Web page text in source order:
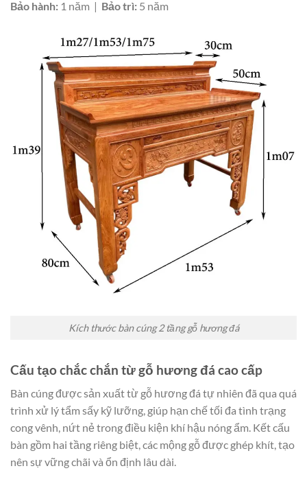
Bảo hành: 1 năm | Bảo trì: 5 năm
Kích thước bàn cúng 2 tầng gỗ hương đá
Cấu tạo chắc chắn từ gỗ hương đá cao cấp
Bàn cúng được sản xuất từ gỗ hương đá tự nhiên đã qua quá
trình xử lý tẩm sấy kỹ lưỡng, giúp hạn chế tối đa tình trạng
cong vênh, nứt nẻ trong điều kiện khí hậu nóng ẩm. Kết cấu
bàn gồm hai tầng riêng biệt, các mộng gỗ được ghép khít, tạo
nên sự vững chãi và ổn định lâu dài.